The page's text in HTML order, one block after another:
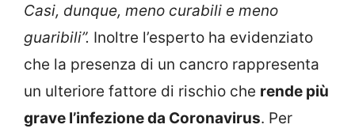
Casi, dunque, meno curabili e meno
guaribili”. Inoltre l’esperto ha evidenziato
che la presenza di un cancro rappresenta
un ulteriore fattore di rischio che rende più
grave l’infezione da Coronavirus. Per